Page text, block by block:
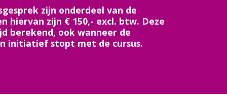
zijn onderdeel van de
hiervan zijn € 150,- excl. btw. Deze
berekend, ook wanneer de
initiatief stopt met de cursus.